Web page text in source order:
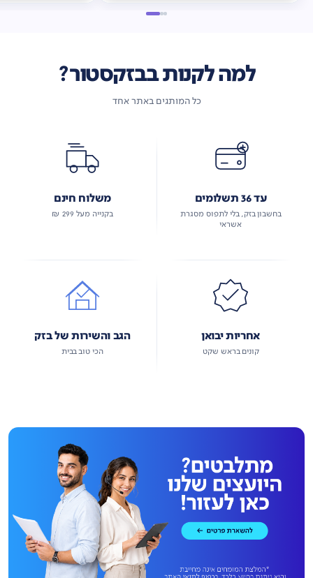
למה לקנות בבזקסטור?
כל המותגים באתר אחד
עד 36 תשלומים
בחשבון בזק, בלי לתפוס מסגרת
אשראי
משלוח חינם
בקנייה מעל 299 ₪
אחריות יבואן
קונים בראש שקט
הגב והשירות של בזק
הכי טוב בבית